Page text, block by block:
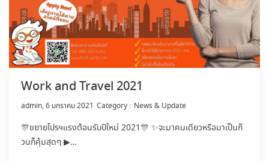
Work and Travel 2021
by
admin 6 มกราคม 2021 News & Update
🎊ขยายโปรฯแรงต้อนรับปีใหม่ 2021🎊 ✨จะมาคนเดียวหรือมาเป็นก๊
วนก็คุ้มสุดๆ ▶…